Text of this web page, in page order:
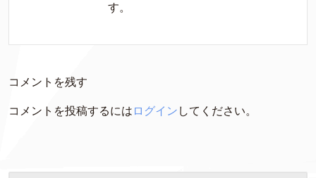
す。
コメントを残す
コメントを投稿するには ログイン してください。